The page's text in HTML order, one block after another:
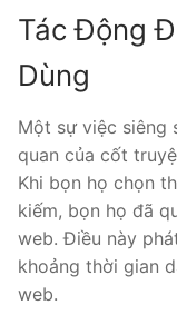
Tác Động
Dùng
Một sự việc siêng
quan của cốt
Khi bọn họ chọn
kiếm, bọn họ đã
web. Điều này
khoảng thời gian
web.